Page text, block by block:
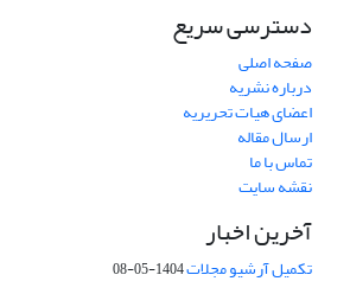
دسترسی سریع
صفحه اصلی
درباره نشریه
اعضای هیات تحریریه
ارسال مقاله
تماس با ما
نقشه سایت
آخرین اخبار
تکمیل آرشیو مجلات1404-05-08